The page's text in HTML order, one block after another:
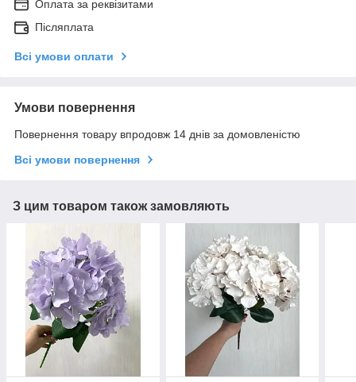
Оплата за реквізитами
Післяплата
Всі умови оплати
Умови повернення
Повернення товару впродовж 14 днів за домовленістю
Всі умови повернення
З цим товаром також замовляють